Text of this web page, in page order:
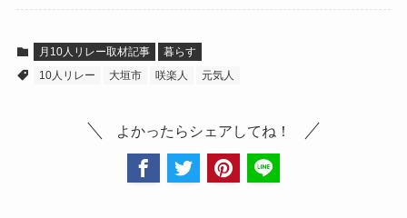
月10人リレー取材記事
暮らす
10人リレー
大垣市 咲楽人 元気人
よかったらシェアしてね！